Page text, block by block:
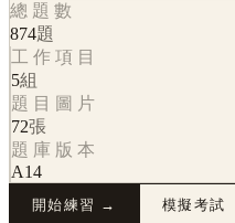
總題數
874題
工作項目
5組
題目圖片
72張
題庫版本
A14
開始練習 → 模擬考試